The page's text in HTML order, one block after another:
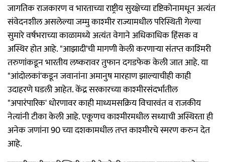
जागतिक राजकारण व भारताच्या राष्ट्रीय सुरक्षेच्या दृष्टिकोनामधून अत्यंत
संवेदनशील असलेल्या जम्मु काश्‍मीर राज्यामधील परिस्थिती गेल्या
सुमारे वर्षभराच्या काळामध्ये अत्यंत वेगाने अधिकाधिक हिंसक व
अस्थिर होत आहे. "आझादी'ची मागणी केली करणाऱ्या संतप्त काश्‍मिरी
तरुणांकडून भारतीय लष्करावर तुफान दगडफेक केली जात आहे. या
"आंदोलकां'कडून जवानांना अमानुष मारहाण झाल्याचीही काही
उदाहरणे घडली आहेत. केंद्र सरकारच्या काश्‍मीरसंदर्भातील
"अपारंपारिक' धोरणावर काही माध्यमसक्रिय विचारवंत व राजकीय
नेत्यांनी टीका केली आहे. एकूणच काश्‍मीरमधील सध्याची अस्थिरता ही
अनेक जणांना 90 च्या दशकामधील तप्त काश्‍मीरचे स्मरण करुन देत
आहे.